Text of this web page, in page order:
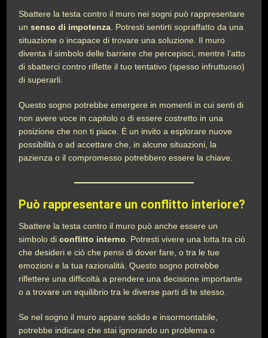
Sbattere la testa contro il muro nei sogni può rappresentare
unsenso di impotenza . Potresti sentirti sopraffatto da una
situazione o incapace di trovare una soluzione. Il muro
diventa il simbolo delle barriere che percepisci, mentre l’atto
di sbatterci contro riflette il tuo tentativo (spesso infruttuoso)
di superarli.
Questo sogno potrebbe emergere in momenti in cui senti di
non avere voce in capitolo o di essere costretto in una
posizione che non ti piace. È un invito a esplorare nuove
possibilità o ad accettare che, in alcune situazioni, la
pazienza o il compromesso potrebbero essere la chiave.
Può rappresentare un conflitto interiore?
Sbattere la testa contro il muro può anche essere un
simbolo diconflitto interno . Potresti vivere una lotta tra ciò
che desideri e ciò che pensi di dover fare, o tra le tue
emozioni e la tua razionalità. Questo sogno potrebbe
riflettere una difficoltà a prendere una decisione importante
o a trovare un equilibrio tra le diverse parti di te stesso.
Se nel sogno il muro appare solido e insormontabile,
potrebbe indicare che stai ignorando un problema o